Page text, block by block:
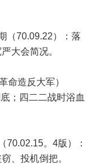
（70.09.22）：落
大会简况。
命造反大军）
；四二二战时浴血
70.02.15。4版）：
、投机倒把。